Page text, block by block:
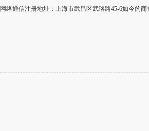
网络通信注册地址：上海市武昌区武珞路45-6如今的